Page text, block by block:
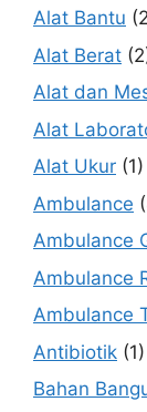
Alat Bantu
Alat Berat
Alat dan
Alat
Alat Ukur (1)
Ambulance
Ambulance
Ambulance
Ambulance
Antibiotik (1)
Bahan